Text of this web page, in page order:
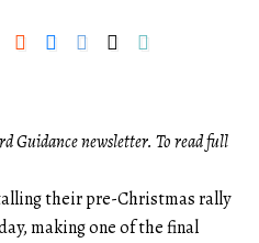
Guidance newsletter. To read full
their pre-Christmas rally
making one of the final